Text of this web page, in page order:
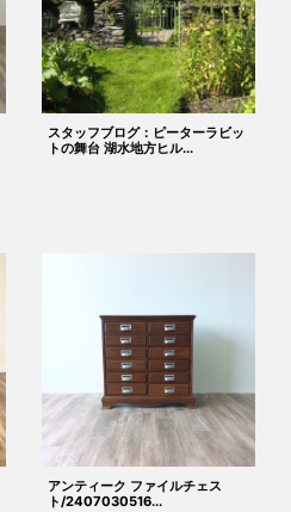
スタッフブログ：ピーターラビッ
トの舞台 湖水地方ヒル...
アンティーク ファイルチェス
ト/2407030516...